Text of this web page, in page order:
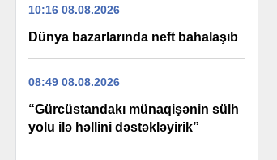
10:16 08.08.2026
Dünya bazarlarında neft bahalaşıb
08:49 08.08.2026
“Gürcüstandakı münaqişənin sülh
yolu ilə həllini dəstəkləyirik”